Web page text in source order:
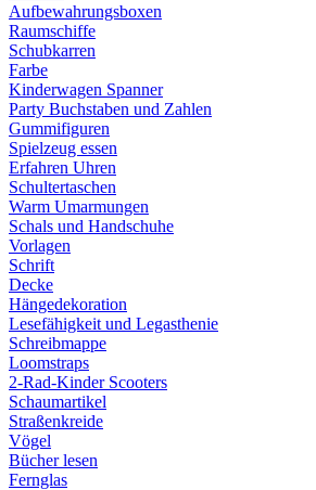
Aufbewahrungsboxen
Raumschiffe
Schubkarren
Farbe
Kinderwagen Spanner
Party Buchstaben und Zahlen
Gummifiguren
Spielzeug essen
Erfahren Uhren
Schultertaschen
Warm Umarmungen
Schals und Handschuhe
Vorlagen
Schrift
Decke
Hängedekoration
Lesefähigkeit und Legasthenie
Schreibmappe
Loomstraps
2-Rad-Kinder Scooters
Schaumartikel
Straßenkreide
Vögel
Bücher lesen
Fernglas